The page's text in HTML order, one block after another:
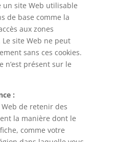
site Web utilisable
de base comme la
aux zones
site Web ne peut
sans ces cookies.
n’est présent sur le
:
de retenir des
la manière dont le
comme votre